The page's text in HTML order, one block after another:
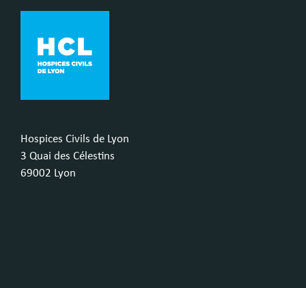
Hospices Civils de Lyon
3 Quai des Célestins
69002 Lyon